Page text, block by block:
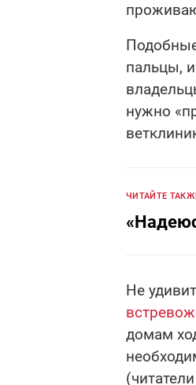
пальцы,
нужно
ЧИТАЙТЕ
Не
домам